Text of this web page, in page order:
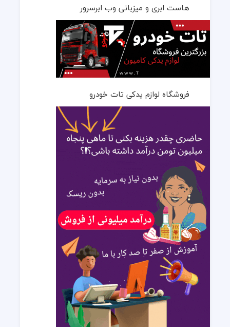
هاست ابری و میزبانی وب ابرسرور
فروشگاه لوازم یدکی تات خودرو